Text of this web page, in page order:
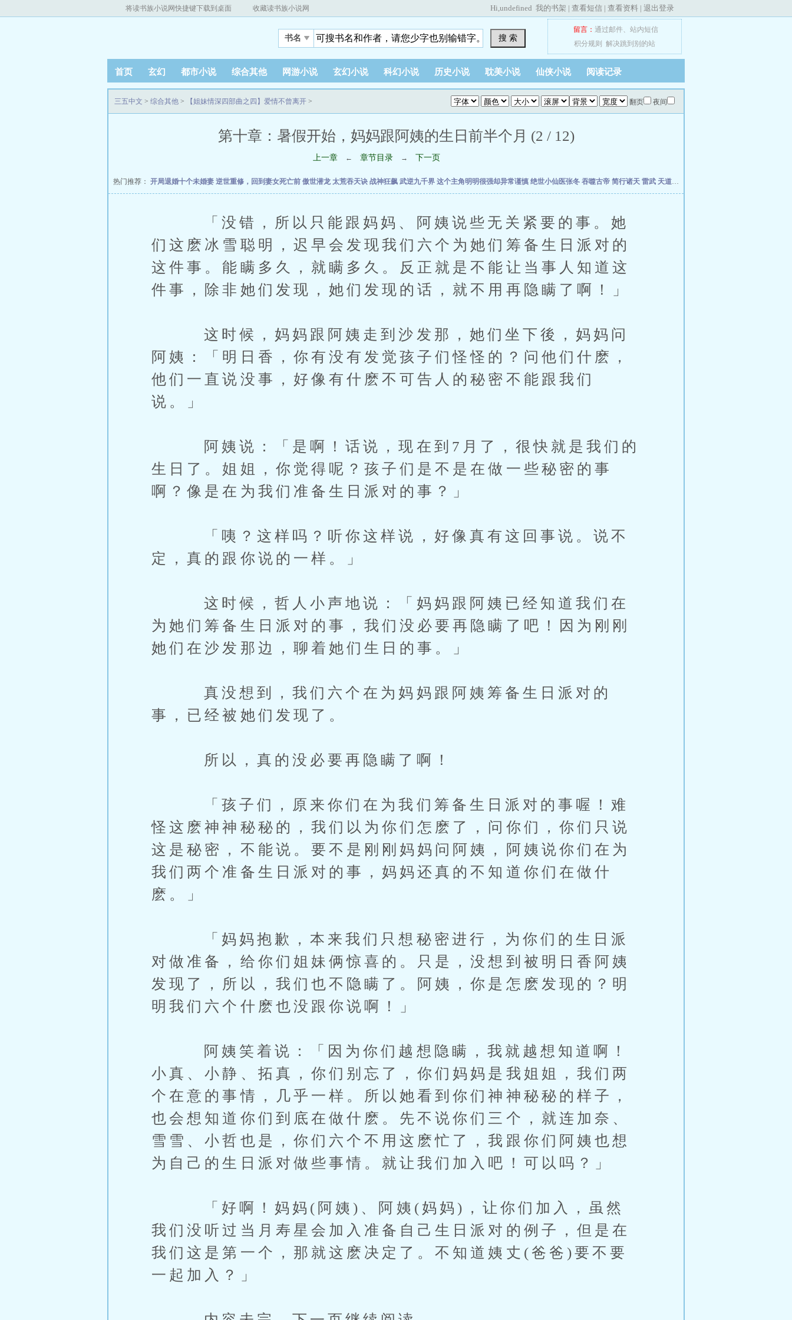
将读书族小说网快捷键下载到桌面 收藏读书族小说网 Hi,undefined 我的书架 | 查看短信 | 查看资料 | 退出登录
书名 搜 索
留言： 通过邮件、 站内短信
积分规则
解决跳到别的站
首页 玄幻 都市小说 综合其他 网游小说 玄幻小说 科幻小说 历史小说 耽美小说 仙侠小说 阅读记录
翻页 夜间
三五中文 > 综合其他 > 【姐妹情深四部曲之四】爱情不曾离开 >
第十章：暑假开始，妈妈跟阿姨的生日前半个月 (2 / 12)
上一章 ← 章节目录 → 下一页
热门推荐： 开局退婚十个未婚妻 逆世重修，回到妻女死亡前 傲世潜龙太荒吞天诀 战神狂飙 武逆九千界 这个主角明明很强却异常谨慎 绝世小仙医张冬 吞噬古帝 简行诸天 雷武 天道天骄
「没错，所以只能跟妈妈、阿姨说些无关紧要的事。她
们这麽冰雪聪明，迟早会发现我们六个为她们筹备生日派对的
这件事。能瞒多久，就瞒多久。反正就是不能让当事人知道这
件事，除非她们发现，她们发现的话，就不用再隐瞒了啊！」
这时候，妈妈跟阿姨走到沙发那，她们坐下後，妈妈问
阿姨：「明日香，你有没有发觉孩子们怪怪的？问他们什麽，
他们一直说没事，好像有什麽不可告人的秘密不能跟我们
说。」
阿姨说：「是啊！话说，现在到7月了，很快就是我们的
生日了。姐姐，你觉得呢？孩子们是不是在做一些秘密的事
啊？像是在为我们准备生日派对的事？」
「咦？这样吗？听你这样说，好像真有这回事说。说不
定，真的跟你说的一样。」
这时候，哲人小声地说：「妈妈跟阿姨已经知道我们在
为她们筹备生日派对的事，我们没必要再隐瞒了吧！因为刚刚
她们在沙发那边，聊着她们生日的事。」
真没想到，我们六个在为妈妈跟阿姨筹备生日派对的
事，已经被她们发现了。
所以，真的没必要再隐瞒了啊！
「孩子们，原来你们在为我们筹备生日派对的事喔！难
怪这麽神神秘秘的，我们以为你们怎麽了，问你们，你们只说
这是秘密，不能说。要不是刚刚妈妈问阿姨，阿姨说你们在为
我们两个准备生日派对的事，妈妈还真的不知道你们在做什
麽。」
「妈妈抱歉，本来我们只想秘密进行，为你们的生日派
对做准备，给你们姐妹俩惊喜的。只是，没想到被明日香阿姨
发现了，所以，我们也不隐瞒了。阿姨，你是怎麽发现的？明
明我们六个什麽也没跟你说啊！」
阿姨笑着说：「因为你们越想隐瞒，我就越想知道啊！
小真、小静、拓真，你们别忘了，你们妈妈是我姐姐，我们两
个在意的事情，几乎一样。所以她看到你们神神秘秘的样子，
也会想知道你们到底在做什麽。先不说你们三个，就连加奈、
雪雪、小哲也是，你们六个不用这麽忙了，我跟你们阿姨也想
为自己的生日派对做些事情。就让我们加入吧！可以吗？」
「好啊！妈妈(阿姨)、阿姨(妈妈)，让你们加入，虽然
我们没听过当月寿星会加入准备自己生日派对的例子，但是在
我们这是第一个，那就这麽决定了。不知道姨丈(爸爸)要不要
一起加入？」